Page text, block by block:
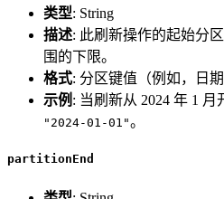
类型: String
描述: 此刷新操作的起始分
围的下限。
格式: 分区键值（例如，日
示例 : 当刷新从 2024 年 1
"2024-01-01"。
partitionEnd